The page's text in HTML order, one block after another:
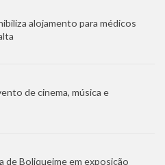
alojamento para médicos
de cinema, música e
de Boliqueime em exposição